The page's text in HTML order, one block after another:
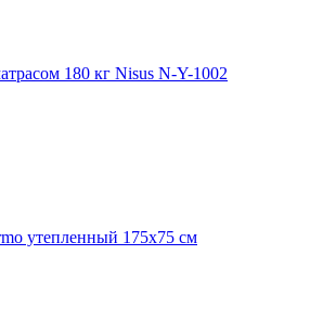
180 кг Nisus N-Y-1002
утепленный 175x75 см